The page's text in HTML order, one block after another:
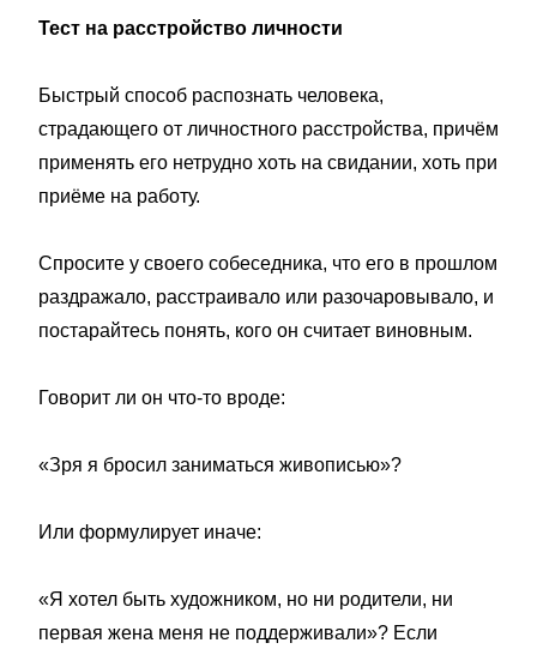
Тест на расстройство личности
Быстрый способ распознать человека,
страдающего от личностного расстройства, причём
применять его нетрудно хоть на свидании, хоть при
приёме на работу.
Спросите у своего собеседника, что его в прошлом
раздражало, расстраивало или разочаровывало, и
постарайтесь понять, кого он считает виновным.
Говорит ли он что-то вроде:
«Зря я бросил заниматься живописью»?
Или формулирует иначе:
«Я хотел быть художником, но ни родители, ни
первая жена меня не поддерживали»? Если